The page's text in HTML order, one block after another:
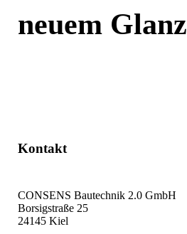
neuem Glanz
Kontakt
CONSENS Bautechnik 2.0 GmbH
Borsigstraße 25
24145 Kiel